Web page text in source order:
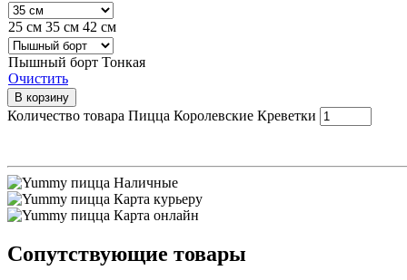
25 см 35 см 42 см
Пышный борт Тонкая
Очистить
В корзину
Количество товара Пицца Королевские Креветки
Наличные
Карта курьеру
Карта онлайн
Сопутствующие товары